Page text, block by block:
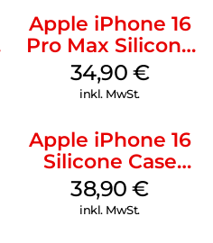
Apple iPhone 16
Pro Max Silicone
Case MagSafe
Denim
34,90 €
inkl. MwSt.
Apple iPhone 16
Silicone Case
MagSafe
Ultramarine
38,90€
inkl. MwSt.